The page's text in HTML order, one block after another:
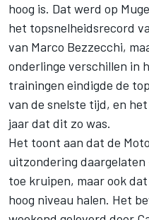
hoog is. Dat werd op
het topsnelheidsrecord
van Marco Bezzecchi,
onderlinge verschillen in
trainingen eindigde de
van de snelste tijd, en
jaar dat dit zo was.
Het toont aan dat de
uitzondering
toe kruipen, maar ook
hoog niveau halen. Het